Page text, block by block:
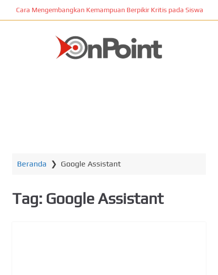
Cara Mengembangkan Kemampuan Berpikir Kritis pada Siswa
Beranda ❯ Google Assistant
Tag: Google Assistant